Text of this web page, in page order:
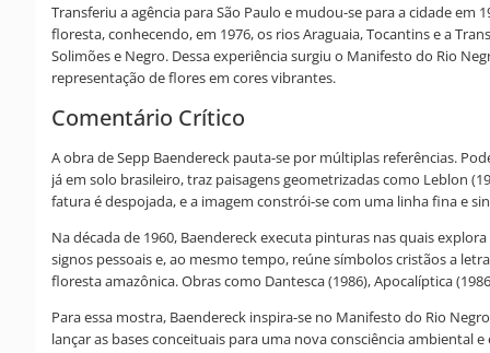
Transferiu a agência para São Paulo e mudou-se para a cidade
floresta, conhecendo, em 1976, os rios Araguaia, Tocantins e a
Solimões e Negro. Dessa experiência surgiu o Manifesto do Rio
representação de flores em cores vibrantes.
Comentário Crítico
A obra de Sepp Baendereck pauta-se por múltiplas referências.
já em solo brasileiro, traz paisagens geometrizadas como Leblon
fatura é despojada, e a imagem constrói-se com uma linha fina e
Na década de 1960, Baendereck executa pinturas nas quais
signos pessoais e, ao mesmo tempo, reúne símbolos cristãos a
floresta amazônica. Obras como Dantesca (1986), Apocalíptica
Para essa mostra, Baendereck inspira-se no Manifesto do Rio
lançar as bases conceituais para uma nova consciência ambiental